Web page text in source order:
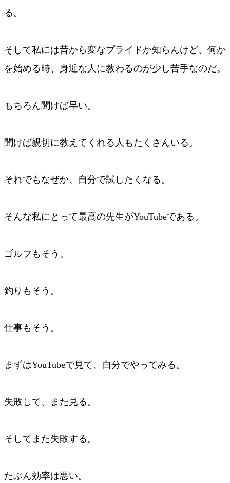
る。
そして私には昔から変なプライドか知らんけど、何か
を始める時、身近な人に教わるのが少し苦手なのだ。
もちろん聞けば早い。
聞けば親切に教えてくれる人もたくさんいる。
それでもなぜか、自分で試したくなる。
そんな私にとって最高の先生がYouTubeである。
ゴルフもそう。
釣りもそう。
仕事もそう。
まずはYouTubeで見て、自分でやってみる。
失敗して、また見る。
そしてまた失敗する。
たぶん効率は悪い。